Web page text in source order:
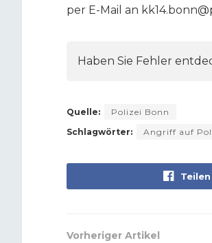
per E-Mail an
Haben Sie Fehler
Quelle:
Polizei Bonn
Schlagwörter:
Angriff auf
Teilen
Vorheriger Artikel